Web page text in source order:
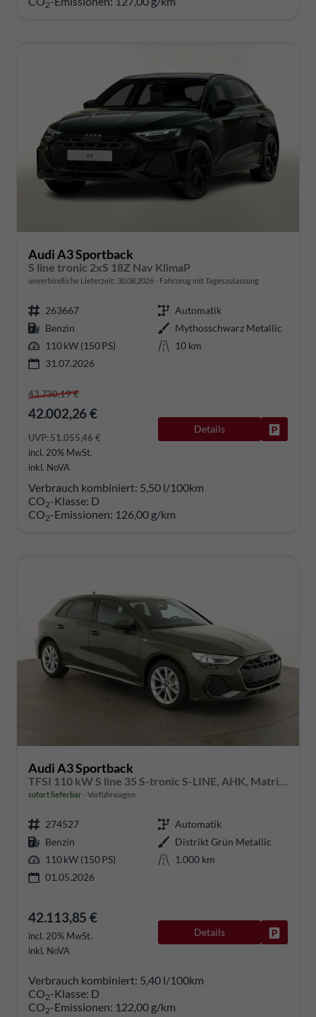
2
Audi A3 Sportback
S line tronic 2xS 18Z Nav KlimaP
unverbindliche Lieferzeit: 30.08.2026 Fahrzeug mit Tageszulassung
263667
Automatik
Benzin
Mythosschwarz Metallic
110 kW (150 PS)
10 km
31.07.2026
43.730,19 €
42.002,26 €
UVP:51.055,46 €
incl. 20% MwSt.
inkl. NoVA
Details
Verbrauch kombiniert: 5,50 l/100km
CO2-Klasse: D
CO2-Emissionen: 126,00 g/km
Audi A3 Sportback
TFSI 110 kW S line 35 S-tronic S-LINE, AHK, Matrix, Navi, el. Klappe, Kamera, Winter, 3 J.-Garantie
sofort lieferbar Vorführwagen
274527
Automatik
Benzin
Distrikt Grün Metallic
110 kW (150 PS)
1.000 km
01.05.2026
42.113,85 €
incl. 20% MwSt.
inkl. NoVA
Details
Verbrauch kombiniert: 5,40 l/100km
CO2-Klasse: D
CO2-Emissionen: 122,00 g/km